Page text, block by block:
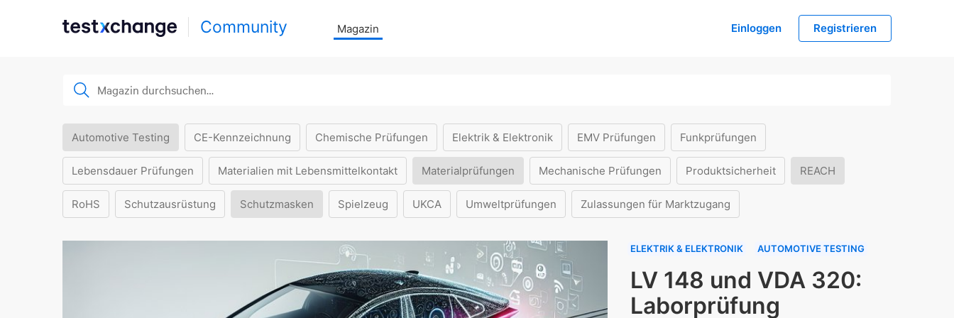
Community Magazin Einloggen Registrieren
Automotive Testing CE-Kennzeichnung Chemische Prüfungen Elektrik & Elektronik EMV Prüfungen Funkprüfungen
Lebensdauer Prüfungen Materialien mit Lebensmittelkontakt Materialprüfungen Mechanische Prüfungen Produktsicherheit REACH
RoHS Schutzausrüstung Schutzmasken Spielzeug UKCA Umweltprüfungen Zulassungen für Marktzugang
ELEKTRIK & ELEKTRONIK AUTOMOTIVE TESTING
LV 148 und VDA 320:
Laborprüfung